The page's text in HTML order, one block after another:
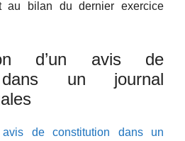
au bilan du dernier exercice
d’un avis de
dans un journal
avis de constitution dans un